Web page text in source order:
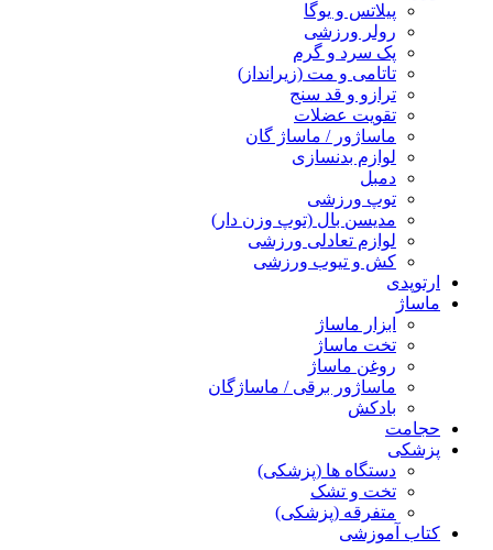
پیلاتس و یوگا
رولر ورزشی
پک سرد و گرم
تاتامی و مت (زیرانداز)
ترازو و قد سنج
تقویت عضلات
ماساژور / ماساژ گان
لوازم بدنسازی
دمبل
توپ ورزشی
مدیسن بال (توپ وزن دار)
لوازم تعادلی ورزشی
کش و تیوب ورزشی
ارتوپدی
ماساژ
ابزار ماساژ
تخت ماساژ
روغن ماساژ
ماساژور برقی / ماساژگان
بادکش
حجامت
پزشکی
دستگاه ها (پزشکی)
تخت و تشک
متفرقه (پزشکی)
کتاب آموزشی